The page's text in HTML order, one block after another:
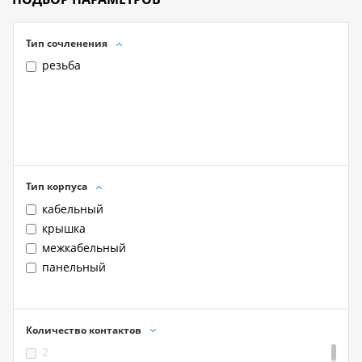
Тип сочленения
резьба
Тип корпуса
кабельный
крышка
межкабельный
панельный
Количество контактов
2